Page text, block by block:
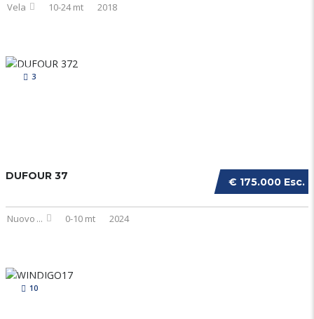
Vela 10-24 mt 2018
3
€ 175.000 Esc.
DUFOUR 37
Nuovo ... 0-10 mt 2024
10